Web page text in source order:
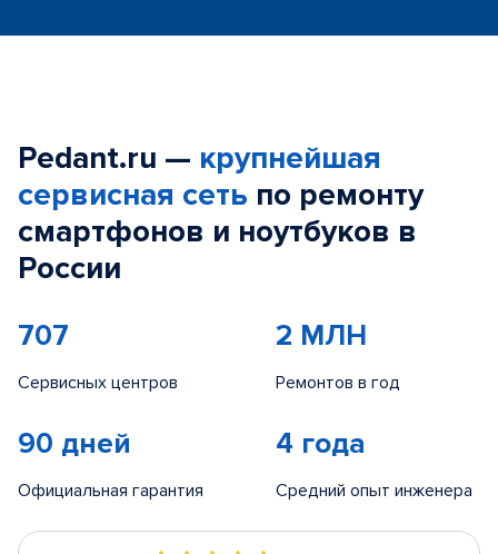
Pedant.ru — крупнейшая
сервисная сеть по ремонту
смартфонов и ноутбуков в
России
707
Сервисных центров
2 МЛН
Ремонтов в год
90 дней
Официальная гарантия
4 года
Средний опыт инженера